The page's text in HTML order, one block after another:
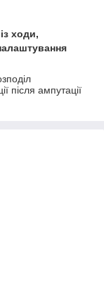
ходи,
після ампутації